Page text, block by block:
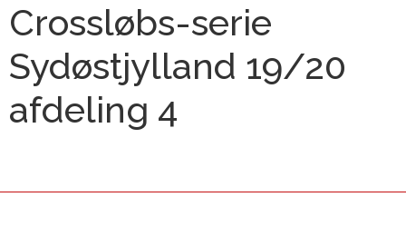
Crossløbs-serie
Sydøstjylland 19/20
afdeling 4